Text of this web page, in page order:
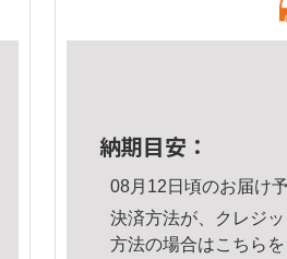
納期目安：
08月12日頃のお届け予
決済方法が、クレジ
方法の場合はこちら